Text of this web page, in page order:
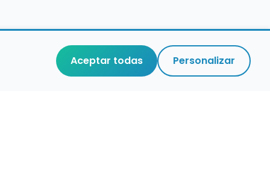
Aceptar todas Personalizar